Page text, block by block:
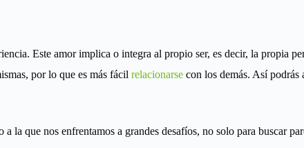
Este amor implica o integra al propio ser, es decir, la propia
por lo que es más fácil relacionarse con los demás. Así podrás
la que nos enfrentamos a grandes desafíos, no solo para buscar